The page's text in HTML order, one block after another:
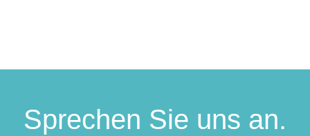
Sprechen Sie uns an.